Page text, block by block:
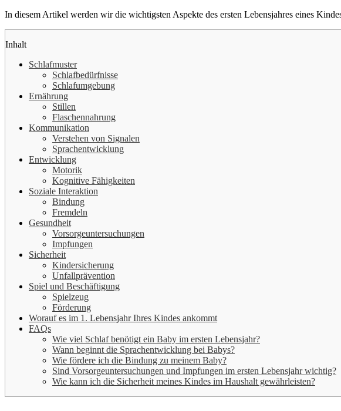
In diesem Artikel werden wir die wichtigsten Aspekte des ersten Lebensjahres eines
Inhalt
Schlafmuster
Schlafbedürfnisse
Schlafumgebung
Ernährung
Stillen
Flaschennahrung
Kommunikation
Verstehen von Signalen
Sprachentwicklung
Entwicklung
Motorik
Kognitive Fähigkeiten
Soziale Interaktion
Bindung
Fremdeln
Gesundheit
Vorsorgeuntersuchungen
Impfungen
Sicherheit
Kindersicherung
Unfallprävention
Spiel und Beschäftigung
Spielzeug
Förderung
Worauf es im 1. Lebensjahr Ihres Kindes ankommt
FAQs
Wie viel Schlaf benötigt ein Baby im ersten Lebensjahr?
Wann beginnt die Sprachentwicklung bei Babys?
Wie fördere ich die Bindung zu meinem Baby?
Sind Vorsorgeuntersuchungen und Impfungen im ersten Lebensjahr wichtig?
Wie kann ich die Sicherheit meines Kindes im Haushalt gewährleisten?